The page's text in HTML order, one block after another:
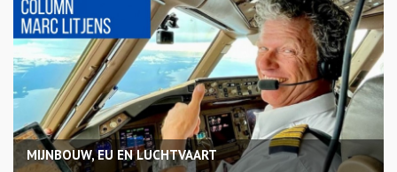
MIJNBOUW, EU EN LUCHTVAART